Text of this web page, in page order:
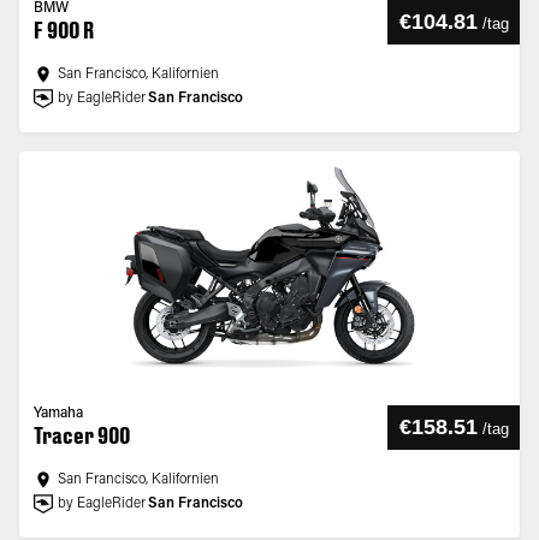
BMW
F 900 R €104.81 /tag
San Francisco, Kalifornien
by EagleRiderSan Francisco
Yamaha
Tracer 900 €158.51 /tag
San Francisco, Kalifornien
by EagleRiderSan Francisco